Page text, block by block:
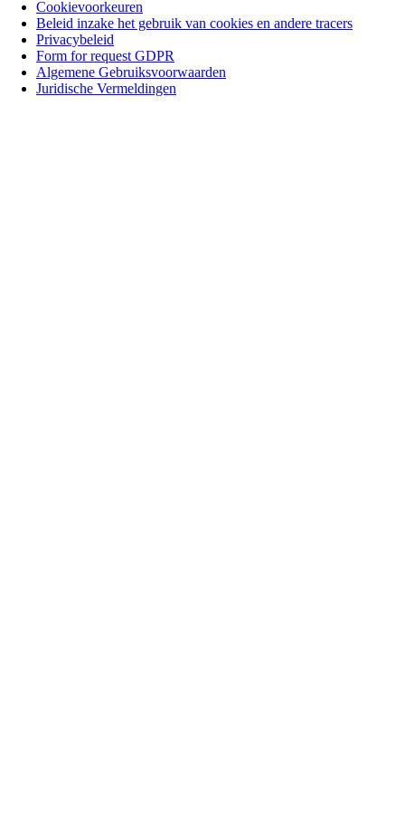
Cookievoorkeuren
Beleid inzake het gebruik van cookies en andere tracers
Privacybeleid
Form for request GDPR
Algemene Gebruiksvoorwaarden
Juridische Vermeldingen